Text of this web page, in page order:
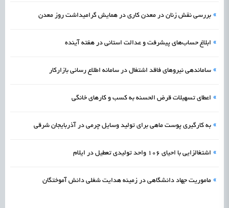
» بررسی نقش زنان در معدن کاری در همایش گرامیداشت روز معدن
» ابلاغ حساب‌های پیشرفت و عدالت استانی در هفته آینده
» ساماندهی نیروهای فاقد اشتغال در سامانه اطلاع رسانی بازارکار
» اعطای تسهیلات قرض الحسنه به کسب و کارهای خانگی
» به کارگیری پوست ماهی برای تولید وسایل چرمی در آذربایجان شرقی
» اشتغالزایی با احیای 106 واحد تولیدی تعطیل در ایلام
» ماموریت جهاد دانشگاهی در زمینه هدایت شغلی دانش آموختگان